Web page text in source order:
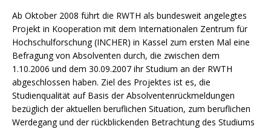
Ab Oktober 2008 führt die RWTH als bundesweit angelegtes
Projekt in Kooperation mit dem Internationalen Zentrum für
Hochschulforschung (INCHER) in Kassel zum ersten Mal eine
Befragung von Absolventen durch, die zwischen dem
1.10.2006 und dem 30.09.2007 ihr Studium an der RWTH
abgeschlossen haben. Ziel des Projektes ist es, die
Studienqualität auf Basis der Absolventenrückmeldungen
bezüglich der aktuellen beruflichen Situation, zum beruflichen
Werdegang und der rückblickenden Betrachtung des Studiums